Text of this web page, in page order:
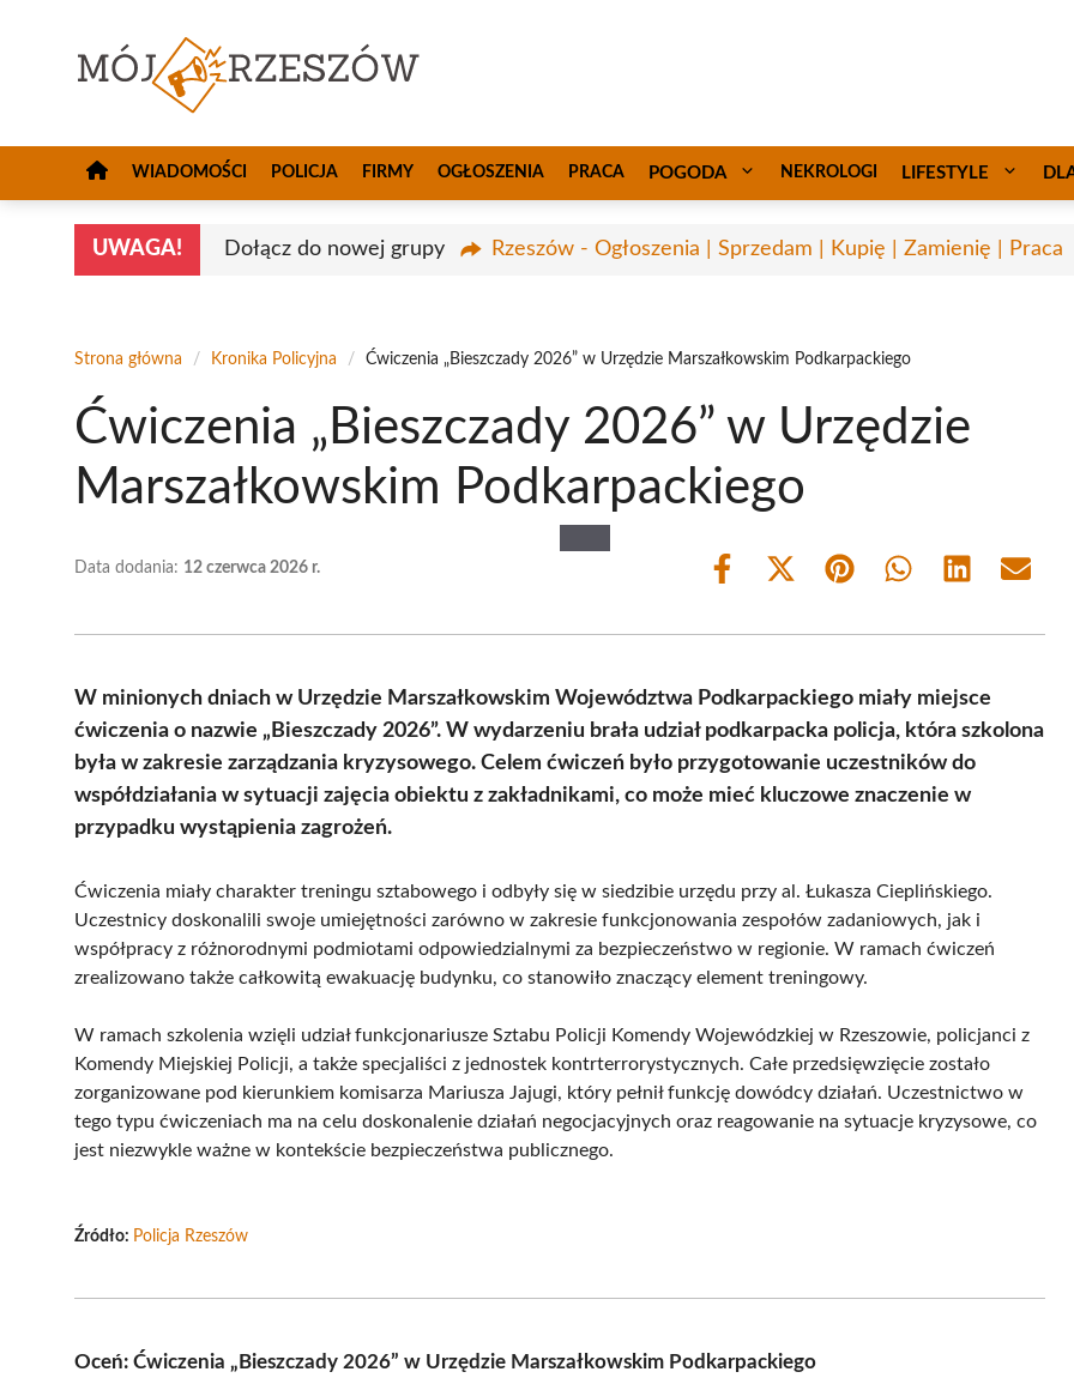
WIADOMOŚCI POLICJA FIRMY OGŁOSZENIA PRACA POGODA NEKROLOGI LIFESTYLE
UWAGA! Dołącz do nowej grupy Rzeszów - Ogłoszenia | Sprzedam | Kupię | Zamienię | Praca
Strona główna / Kronika Policyjna / Ćwiczenia „Bieszczady 2026” w Urzędzie Marszałkowskim Podkarpackiego
Ćwiczenia „Bieszczady 2026” w Urzędzie
Marszałkowskim Podkarpackiego
Data dodania: 12 czerwca 2026 r.
Share
Share
(Twitter)
Share Share Share Share
W minionych dniach w Urzędzie Marszałkowskim Województwa Podkarpackiego miały miejsce
ćwiczenia o nazwie „Bieszczady 2026”. W wydarzeniu brała udział podkarpacka policja, która szkolona
była w zakresie zarządzania kryzysowego. Celem ćwiczeń było przygotowanie uczestników do
współdziałania w sytuacji zajęcia obiektu z zakładnikami, co może mieć kluczowe znaczenie w
przypadku wystąpienia zagrożeń.
Ćwiczenia miały charakter treningu sztabowego i odbyły się w siedzibie urzędu przy al. Łukasza Cieplińskiego.
Uczestnicy doskonalili swoje umiejętności zarówno w zakresie funkcjonowania zespołów zadaniowych, jak i
współpracy z różnorodnymi podmiotami odpowiedzialnymi za bezpieczeństwo w regionie. W ramach ćwiczeń
zrealizowano także całkowitą ewakuację budynku, co stanowiło znaczący element treningowy.
W ramach szkolenia wzięli udział funkcjonariusze Sztabu Policji Komendy Wojewódzkiej w Rzeszowie, policjanci z
Komendy Miejskiej Policji, a także specjaliści z jednostek kontrterrorystycznych. Całe przedsięwzięcie zostało
zorganizowane pod kierunkiem komisarza Mariusza Jajugi, który pełnił funkcję dowódcy działań. Uczestnictwo w
tego typu ćwiczeniach ma na celu doskonalenie działań negocjacyjnych oraz reagowanie na sytuacje kryzysowe, co
jest niezwykle ważne w kontekście bezpieczeństwa publicznego.
Źródło: Policja Rzeszów
Oceń: Ćwiczenia „Bieszczady 2026” w Urzędzie Marszałkowskim Podkarpackiego